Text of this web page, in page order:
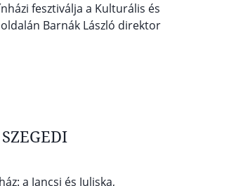
fesztiválja a Kulturális és
Barnák László direktor
a Jancsi és Juliska,